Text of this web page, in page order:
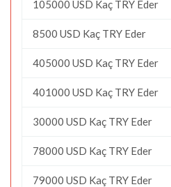
105000 USD Kaç TRY Eder
8500 USD Kaç TRY Eder
405000 USD Kaç TRY Eder
401000 USD Kaç TRY Eder
30000 USD Kaç TRY Eder
78000 USD Kaç TRY Eder
79000 USD Kaç TRY Eder